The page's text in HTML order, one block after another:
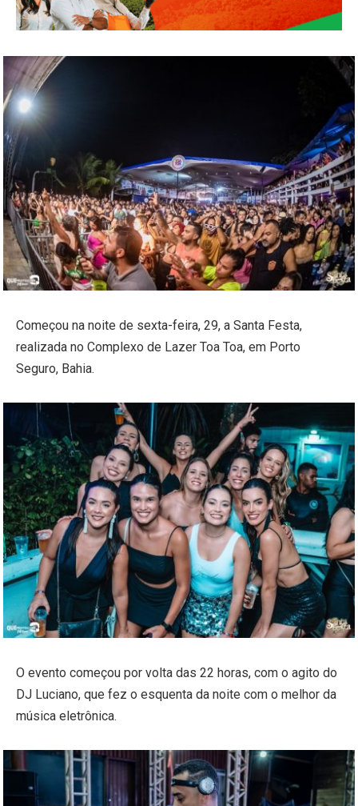
Começou na noite de sexta-feira, 29, a Santa Festa,
realizada no Complexo de Lazer Toa Toa, em Porto
Seguro, Bahia.
O evento começou por volta das 22 horas, com o agito do
DJ Luciano, que fez o esquenta da noite com o melhor da
música eletrônica.